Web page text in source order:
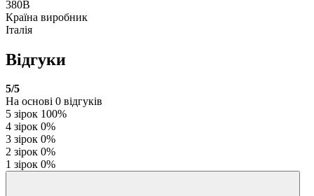
380В
Країна виробник
Італія
Відгуки
5/5
На основі 0 відгуків
5 зірок 100%
4 зірок 0%
3 зірок 0%
2 зірок 0%
1 зірок 0%